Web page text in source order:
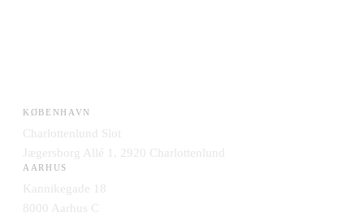
KØBENHAVN
Charlottenlund Slot
Jægersborg Allé 1, 2920 Charlottenlund
AARHUS
Kannikegade 18
8000 Aarhus C